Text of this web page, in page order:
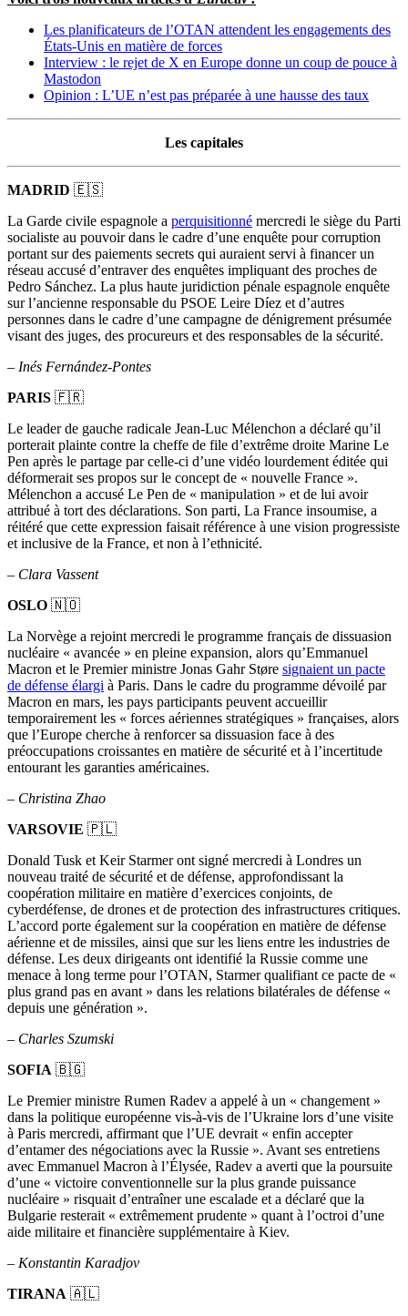
Les planificateurs de l’OTAN attendent les engagements des
États-Unis en matière de forces
Interview : le rejet de X en Europe donne un coup de pouce à
Mastodon
Opinion : L’UE n’est pas préparée à une hausse des taux
Les capitales
MADRID 🇪🇸
La Garde civile espagnole a perquisitionné mercredi le siège du Parti
socialiste au pouvoir dans le cadre d’une enquête pour corruption
portant sur des paiements secrets qui auraient servi à financer un
réseau accusé d’entraver des enquêtes impliquant des proches de
Pedro Sánchez. La plus haute juridiction pénale espagnole enquête
sur l’ancienne responsable du PSOE Leire Díez et d’autres
personnes dans le cadre d’une campagne de dénigrement présumée
visant des juges, des procureurs et des responsables de la sécurité.
– Inés Fernández-Pontes
PARIS 🇫🇷
Le leader de gauche radicale Jean-Luc Mélenchon a déclaré qu’il
porterait plainte contre la cheffe de file d’extrême droite Marine Le
Pen après le partage par celle-ci d’une vidéo lourdement éditée qui
déformerait ses propos sur le concept de « nouvelle France ».
Mélenchon a accusé Le Pen de « manipulation » et de lui avoir
attribué à tort des déclarations. Son parti, La France insoumise, a
réitéré que cette expression faisait référence à une vision progressiste
et inclusive de la France, et non à l’ethnicité.
– Clara Vassent
OSLO 🇳🇴
La Norvège a rejoint mercredi le programme français de dissuasion
nucléaire « avancée » en pleine expansion, alors qu’Emmanuel
Macron et le Premier ministre Jonas Gahr Støre signaient un pacte
de défense élargi à Paris. Dans le cadre du programme dévoilé par
Macron en mars, les pays participants peuvent accueillir
temporairement les « forces aériennes stratégiques » françaises, alors
que l’Europe cherche à renforcer sa dissuasion face à des
préoccupations croissantes en matière de sécurité et à l’incertitude
entourant les garanties américaines.
– Christina Zhao
VARSOVIE 🇵🇱
Donald Tusk et Keir Starmer ont signé mercredi à Londres un
nouveau traité de sécurité et de défense, approfondissant la
coopération militaire en matière d’exercices conjoints, de
cyberdéfense, de drones et de protection des infrastructures critiques.
L’accord porte également sur la coopération en matière de défense
aérienne et de missiles, ainsi que sur les liens entre les industries de
défense. Les deux dirigeants ont identifié la Russie comme une
menace à long terme pour l’OTAN, Starmer qualifiant ce pacte de «
plus grand pas en avant » dans les relations bilatérales de défense «
depuis une génération ».
– Charles Szumski
SOFIA 🇧🇬
Le Premier ministre Rumen Radev a appelé à un « changement »
dans la politique européenne vis-à-vis de l’Ukraine lors d’une visite
à Paris mercredi, affirmant que l’UE devrait « enfin accepter
d’entamer des négociations avec la Russie ». Avant ses entretiens
avec Emmanuel Macron à l’Élysée, Radev a averti que la poursuite
d’une « victoire conventionnelle sur la plus grande puissance
nucléaire » risquait d’entraîner une escalade et a déclaré que la
Bulgarie resterait « extrêmement prudente » quant à l’octroi d’une
aide militaire et financière supplémentaire à Kiev.
– Konstantin Karadjov
TIRANA 🇦🇱